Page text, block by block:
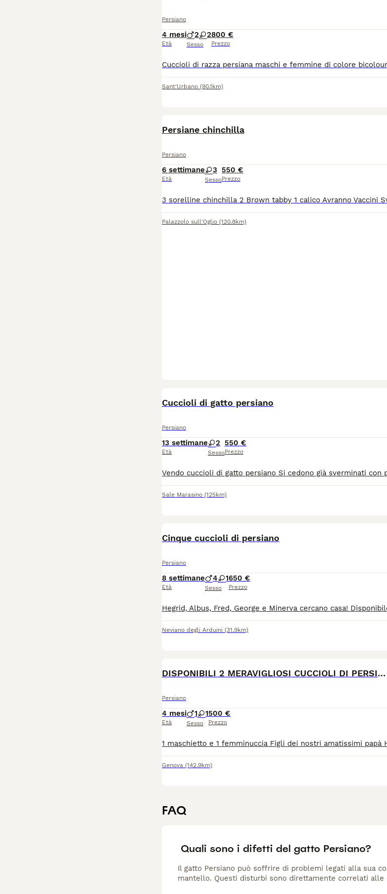
Persiano
4 mesi
Età
2 2
Sesso
800 €
Prezzo
Sant'Urbano (90.1km)
Persiane chinchilla
Persiano
6 settimane
Età
3
Sesso
550 €
Prezzo
Palazzolo sull'Oglio (120.8km)
Cuccioli di gatto persiano
Persiano
13 settimane
Età
2
Sesso
550 €
Prezzo
Sale Marasino (125km)
Cinque cuccioli di persiano
Persiano
8 settimane
Età
4 1
Sesso
650 €
Prezzo
Neviano degli Arduini (31.9km)
DISPONIBILI 2 MERAVIGLIOSI CUCCIOLI DI PERSIANO
Persiano
4 mesi
Età
1 1
Sesso
500 €
Prezzo
Genova (142.9km)
FAQ
Quali sono i difetti del gatto Persiano?
Il gatto Persiano può soffrire di problemi legati alla sua
mantello. Questi disturbi sono direttamente correlati